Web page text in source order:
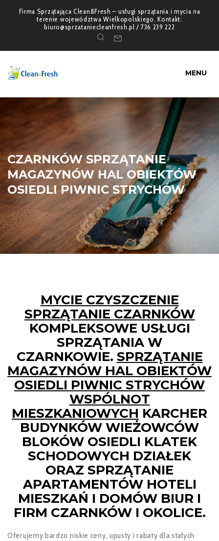
Firma Sprzątająca Clean&Fresh – usługi sprzątania i mycia na
terenie województwa Wielkopolskiego. Kontakt:
biuro@sprzataniecleanfresh.pl / 736 239 222
MENU
CZARNKÓW SPRZĄTANIE
MAGAZYNÓW HAL OBIEKTÓW
OSIEDLI PIWNIC STRYCHÓW
MYCIE CZYSZCZENIE
SPRZĄTANIE CZARNKÓW
KOMPLEKSOWE USŁUGI
SPRZĄTANIA W
CZARNKOWIE. SPRZĄTANIE
MAGAZYNÓW HAL OBIEKTÓW
OSIEDLI PIWNIC STRYCHÓW
WSPÓLNOT
MIESZKANIOWYCH KARCHER
BUDYNKÓW WIEŻOWCÓW
BLOKÓW OSIEDLI KLATEK
SCHODOWYCH DZIAŁEK
ORAZ SPRZĄTANIE
APARTAMENTÓW HOTELI
MIESZKAŃ I DOMÓW BIUR I
FIRM CZARNKÓW I OKOLICE.
Oferujemy bardzo niskie ceny, upusty i rabaty dla stałych